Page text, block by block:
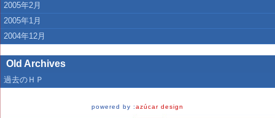
2005年2月
2005年1月
2004年12月
Old Archives
過去のＨＰ
powered by :azúcar design